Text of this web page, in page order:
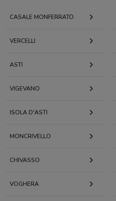
CASALE MONFERRATO
VERCELLI
ASTI
VIGEVANO
ISOLA D'ASTI
MONCRIVELLO
CHIVASSO
VOGHERA